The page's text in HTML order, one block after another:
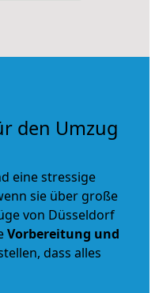
den Umzug
eine stressige
sie über große
von Düsseldorf
Vorbereitung und
dass alles